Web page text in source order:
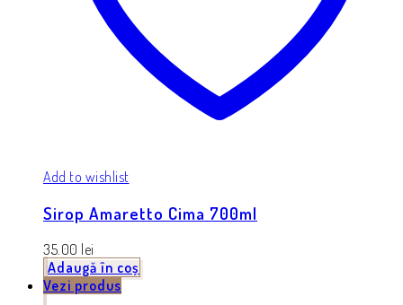
Add to wishlist
Sirop Amaretto Cima 700ml
35.00 lei
Adaugă în coș
Vezi produs